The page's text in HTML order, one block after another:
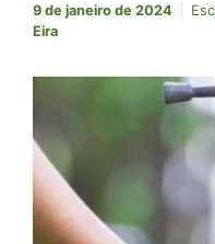
9 de janeiro de 2024
Eira